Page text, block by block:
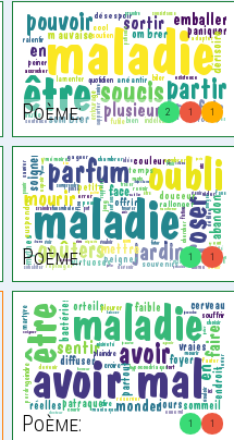
2 1 1
Poème:
1 1
Poème:
1 1
Poème: